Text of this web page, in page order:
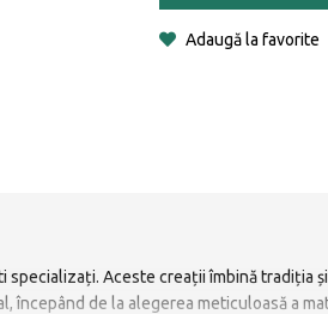
Adaugă la favorite
Aceste creații îmbină tradiția
de la alegerea meticuloasă a